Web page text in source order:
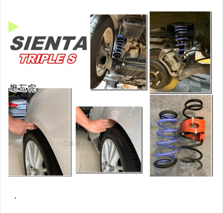
前後保桿側燈.後保桿LED反光片
原廠型霧燈.晶鑽及燻黑霧燈.
專用型魚眼霧燈.光圈魚眼霧燈
BMW光圈燈泡.CCFL光圈
LED第三剎車燈.LED燈泡
各車系專用DRL日行燈
車身標誌MARK.車身飾條